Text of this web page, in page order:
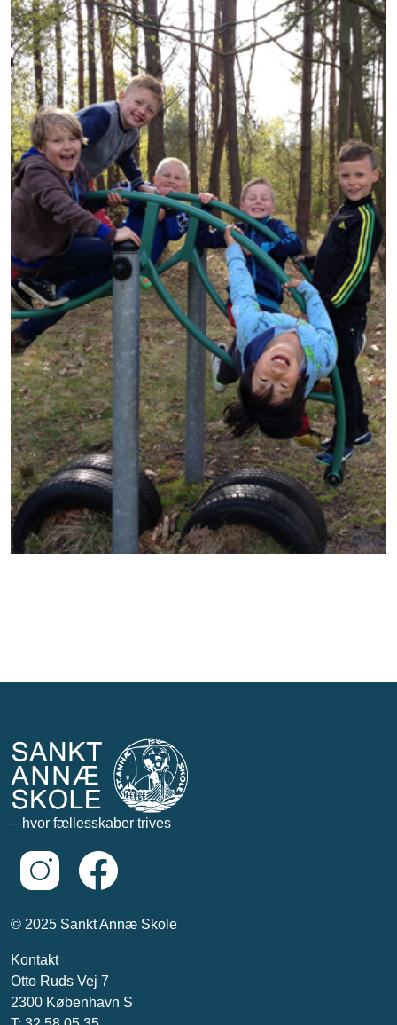
– hvor fællesskaber trives
© 2025 Sankt Annæ Skole
Kontakt
Otto Ruds Vej 7
2300 København S